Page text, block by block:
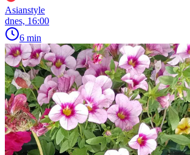
Asianstyle
dnes, 16:00
6 min